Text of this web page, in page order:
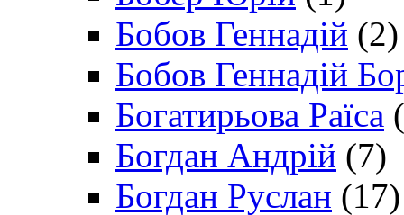
Бобов Геннадій (2)
Бобов Геннадій
Богатирьова Раїса
Богдан Андрій (7)
Богдан Руслан (17)